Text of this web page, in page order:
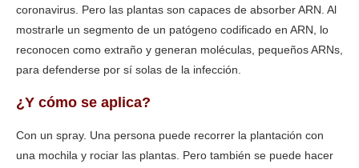
coronavirus. Pero las plantas son capaces de absorber ARN. Al
mostrarle un segmento de un patógeno codificado en ARN, lo
reconocen como extraño y generan moléculas, pequeños ARNs,
para defenderse por sí solas de la infección.
¿Y cómo se aplica?
Con un spray. Una persona puede recorrer la plantación con
una mochila y rociar las plantas. Pero también se puede hacer